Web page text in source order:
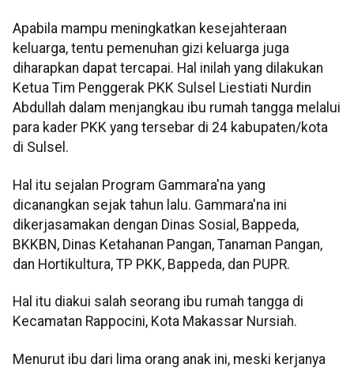
Apabila mampu meningkatkan kesejahteraan
keluarga, tentu pemenuhan gizi keluarga juga
diharapkan dapat tercapai. Hal inilah yang dilakukan
Ketua Tim Penggerak PKK Sulsel Liestiati Nurdin
Abdullah dalam menjangkau ibu rumah tangga melalui
para kader PKK yang tersebar di 24 kabupaten/kota
di Sulsel.
Hal itu sejalan Program Gammara'na yang
dicanangkan sejak tahun lalu. Gammara'na ini
dikerjasamakan dengan Dinas Sosial, Bappeda,
BKKBN, Dinas Ketahanan Pangan, Tanaman Pangan,
dan Hortikultura, TP PKK, Bappeda, dan PUPR.
Hal itu diakui salah seorang ibu rumah tangga di
Kecamatan Rappocini, Kota Makassar Nursiah.
Menurut ibu dari lima orang anak ini, meski kerjanya